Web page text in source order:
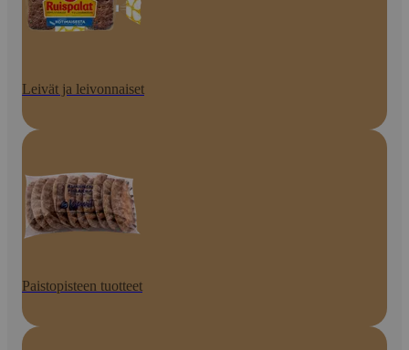
Leivät ja leivonnaiset
Paistopisteen tuotteet